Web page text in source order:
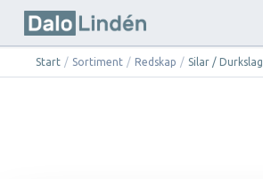
Start / Sortiment / Redskap / Silar / Durkslag